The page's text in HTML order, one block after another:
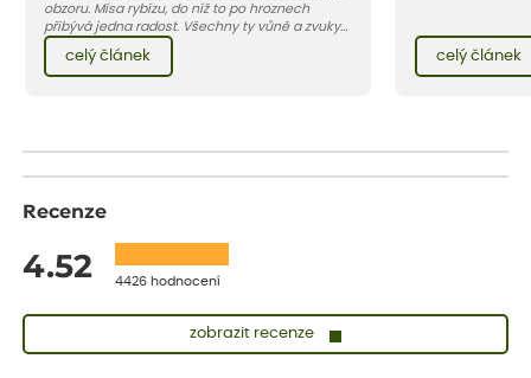
obzoru. Mísa rybízu, do níž to po hroznech
přibývá jedna radost. Všechny ty vůně a zvuky
červencové zahrady. Sklizeň rybízu do kuchyně
vnese neuvěřitelný klid a radost. A taky trochu
bezstarostnosti dětství při mlsání babiččina
celý článek
horké a suché
Pojďme se
celý článek
Recenze
4.52 4426 hodnocení
zobrazit recenze